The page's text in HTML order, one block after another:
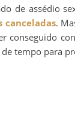
de assédio
canceladas.
conseguido
tempo para